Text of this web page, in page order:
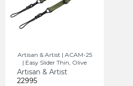
Artisan & Artist | ACAM-25
| Easy Slider Thin, Olive
Artisan & Artist
22995